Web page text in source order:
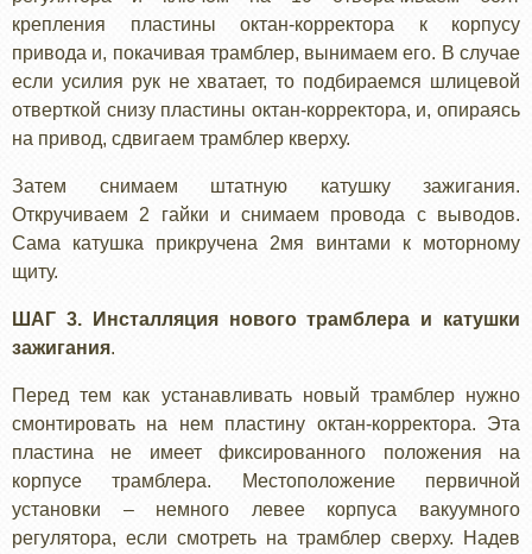
крепления пластины октан-корректора к корпусу
привода и, покачивая трамблер, вынимаем его. В случае
если усилия рук не хватает, то подбираемся шлицевой
отверткой снизу пластины октан-корректора, и, опираясь
на привод, сдвигаем трамблер кверху.
Затем снимаем штатную катушку зажигания.
Откручиваем 2 гайки и снимаем провода с выводов.
Сама катушка прикручена 2мя винтами к моторному
щиту.
ШАГ 3. Инсталляция нового трамблера и катушки
зажигания.
Перед тем как устанавливать новый трамблер нужно
смонтировать на нем пластину октан-корректора. Эта
пластина не имеет фиксированного положения на
корпусе трамблера. Местоположение первичной
установки – немного левее корпуса вакуумного
регулятора, если смотреть на трамблер сверху. Надев